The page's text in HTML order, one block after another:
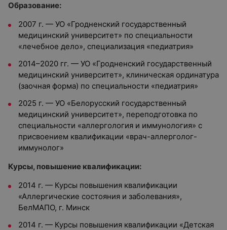
Образование:
2007 г. — УО «Гродненский государственный
медицинский университет» по специальности
«лечебное дело», специализация «педиатрия»
2014–2020 гг. — УО «Гродненский государственный
медицинский университет», клиническая ординатура
(заочная форма) по специальности «педиатрия»
2025 г. — УО «Белорусский государственный
медицинский университет», переподготовка по
специальности «аллергология и иммунология» с
присвоением квалификации «врач-аллерголог-
иммунолог»
Курсы, повышение квалификации:
2014 г. — Курсы повышения квалификации
«Аллергические состояния и заболевания»,
БелМАПО, г. Минск
2014 г. — Курсы повышения квалификации «Детская